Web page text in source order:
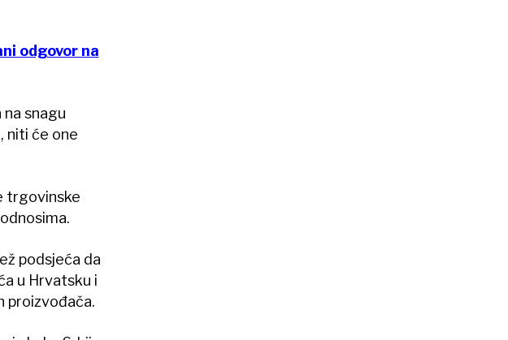
odgovor na
snagu
niti će one
trgovinske
podsjeća da
u Hrvatsku i
proizvođača.